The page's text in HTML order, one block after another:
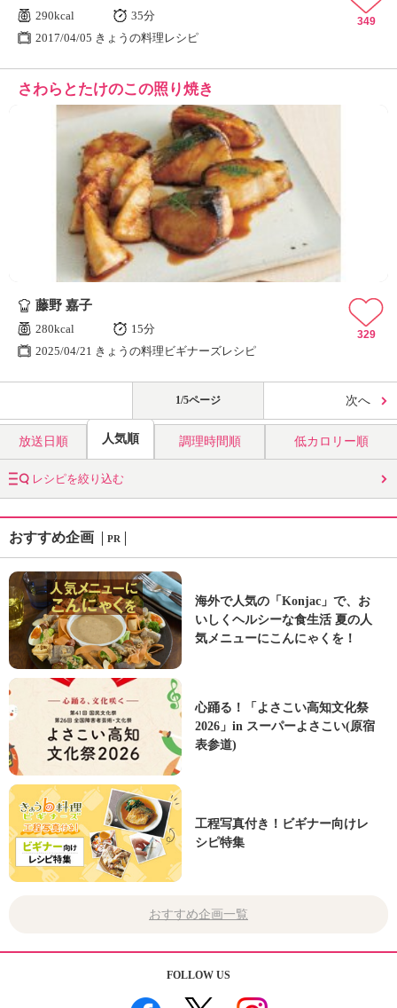
290kcal
35分
2017/04/05 きょうの料理レシピ
349
さわらとたけのこの照り焼き
藤野 嘉子
280kcal
15分
2025/04/21 きょうの料理ビギナーズレシピ
329
1/5ページ 次へ
放送日順 人気順 調理時間順 低カロリー順
レシピを絞り込む
おすすめ企画 PR
海外で人気の「Konjac」で、お
いしくヘルシーな食生活 夏の人
気メニューにこんにゃくを！
心踊る！「よさこい高知文化祭
2026」in スーパーよさこい(原宿
表参道)
工程写真付き！ビギナー向けレ
シピ特集
おすすめ企画一覧
FOLLOW US